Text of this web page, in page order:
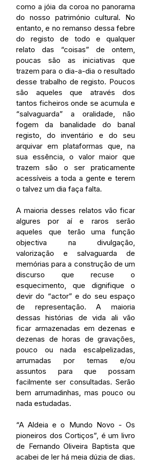
como a jóia da coroa no panorama
do nosso património cultural. No
entanto, e no remanso dessa febre
do registo de todo e qualquer
relato das “coisas” de ontem,
poucas são as iniciativas que
trazem para o dia-a-dia o resultado
desse trabalho de registo. Poucos
são aqueles que através dos
tantos ficheiros onde se acumula e
“salvaguarda” a oralidade, não
fogem da banalidade do banal
registo, do inventário e do seu
arquivar em plataformas que, na
sua essência, o valor maior que
trazem são o ser praticamente
acessíveis a toda a gente e terem
o talvez um dia faça falta.
A maioria desses relatos vão ficar
algures por aí e raros serão
aqueles que terão uma função
objectiva na divulgação,
valorização e salvaguarda de
memórias para a construção de um
discurso que recuse o
esquecimento, que dignifique o
devir do “actor” e do seu espaço
de representação. A maioria
dessas histórias de vida ali vão
ficar armazenadas em dezenas e
dezenas de horas de gravações,
pouco ou nada escalpelizadas,
arrumadas por temas e/ou
assuntos para que possam
facilmente ser consultadas. Serão
bem arrumadinhas, mas pouco ou
nada estudadas.
“A Aldeia e o Mundo Novo - Os
pioneiros dos Cortiços”, é um livro
de Fernando Oliveira Baptista que
acabei de ler há meia dúzia de dias.